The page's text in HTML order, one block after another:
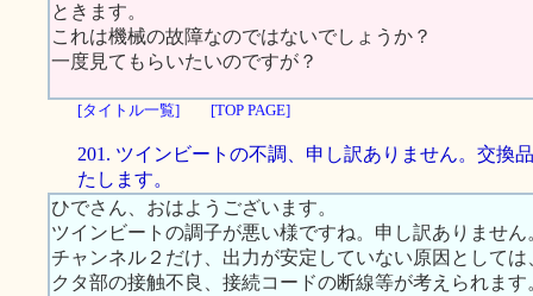
ときます。
これは機械の故障なのではないでしょうか？
一度見てもらいたいのですが？
[タイトル一覧] [TOP PAGE]
201. ツインビートの不調、申し訳ありません。交換
たします。
ひでさん、おはようございます。
ツインビートの調子が悪い様ですね。申し訳ありません
チャンネル２だけ、出力が安定していない原因として
クタ部の接触不良、接続コードの断線等が考えられま